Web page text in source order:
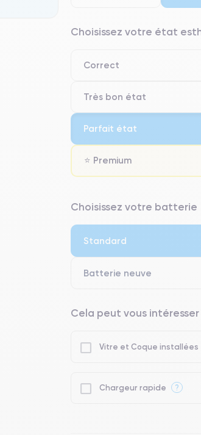
Choisissez votre état
Correct
Très bon état
Parfait état
⭐ Premium
⭐ Premium
Choisissez votre batterie
Standard
Batterie neuve
Cela peut vous intéresser
Vitre et Coque installées
Chargeur rapide ?